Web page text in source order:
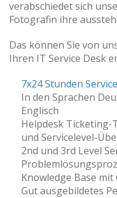
verabschiedet sich
Fotografin ihre
Das können Sie von
Ihren IT Service Desk
7x24 Stunden Service
In den Sprachen
Englisch
Helpdesk Ticketing-
und Servicelevel-
2nd und 3rd Level
Knowledge Base
Gut ausgebildetes